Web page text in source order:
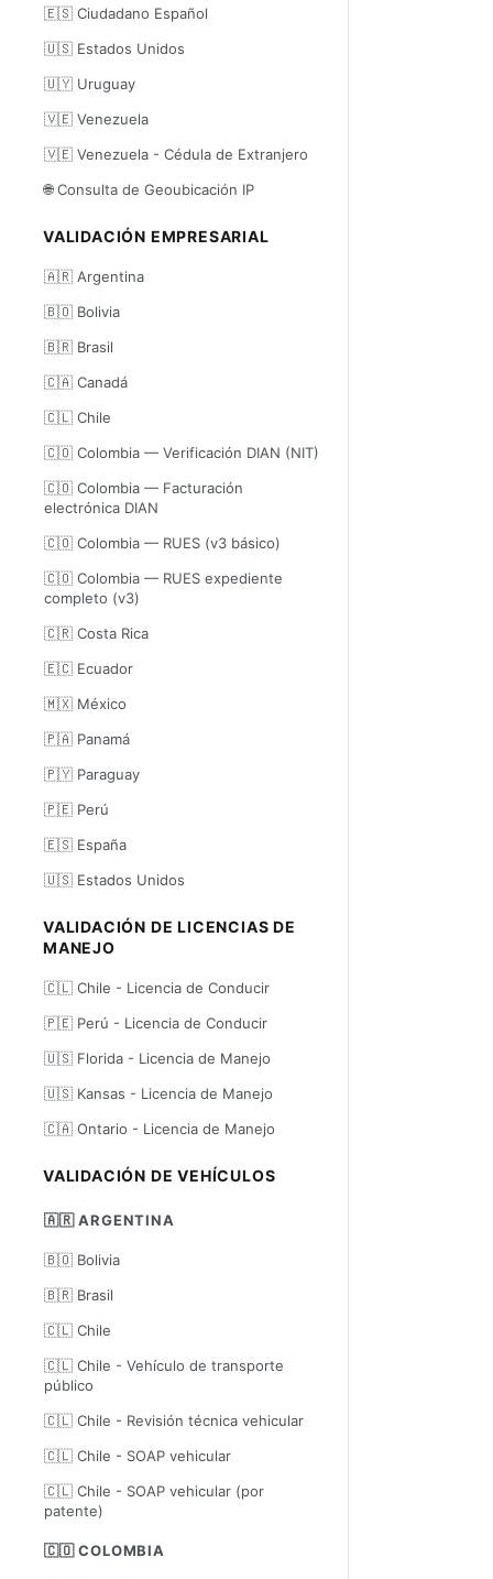
🇪🇸 Ciudadano Español
🇺🇸 Estados Unidos
🇺🇾 Uruguay
🇻🇪 Venezuela
🇻🇪 Venezuela - Cédula de Extranjero
🌐 Consulta de Geoubicación IP
VALIDACIÓN EMPRESARIAL
🇦🇷 Argentina
🇧🇴 Bolivia
🇧🇷 Brasil
🇨🇦 Canadá
🇨🇱 Chile
🇨🇴 Colombia — Verificación DIAN (NIT)
🇨🇴 Colombia — Facturación
electrónica DIAN
🇨🇴 Colombia — RUES (v3 básico)
🇨🇴 Colombia — RUES expediente
completo (v3)
🇨🇷 Costa Rica
🇪🇨 Ecuador
🇲🇽 México
🇵🇦 Panamá
🇵🇾 Paraguay
🇵🇪 Perú
🇪🇸 España
🇺🇸 Estados Unidos
VALIDACIÓN DE LICENCIAS DE
MANEJO
🇨🇱 Chile - Licencia de Conducir
🇵🇪 Perú - Licencia de Conducir
🇺🇸 Florida - Licencia de Manejo
🇺🇸 Kansas - Licencia de Manejo
🇨🇦 Ontario - Licencia de Manejo
VALIDACIÓN DE VEHÍCULOS
🇦🇷 ARGENTINA
🇧🇴 Bolivia
🇧🇷 Brasil
🇨🇱 Chile
🇨🇱 Chile - Vehículo de transporte
público
🇨🇱 Chile - Revisión técnica vehicular
🇨🇱 Chile - SOAP vehicular
🇨🇱 Chile - SOAP vehicular (por
patente)
🇨🇴 COLOMBIA